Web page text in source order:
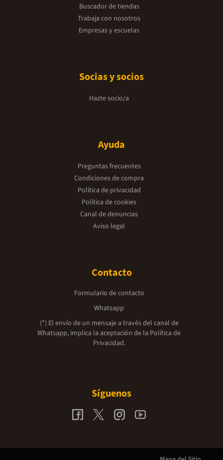
Buscador de tiendas
Trabaja con nosotros
Empresas y escuelas
Socias y socios
Hazte socio/a
Ayuda
Preguntas frecuentes
Condiciones de compra
Política de privacidad
Política de cookies
Canal de denuncias
Aviso legal
Contacto
Formulario de contacto
Whatsapp
(*) El envío de un mensaje a través del canal de
Whatsapp, implica la aceptación de la Política de
Privacidad.
Síguenos